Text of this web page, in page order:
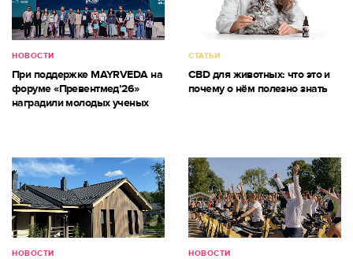
НОВОСТИ
При поддержке MAYRVEDA на
форуме «Превентмед’26»
наградили молодых ученых
СТАТЬИ
CBD для животных: что это и
почему о нём полезно знать
НОВОСТИ НОВОСТИ